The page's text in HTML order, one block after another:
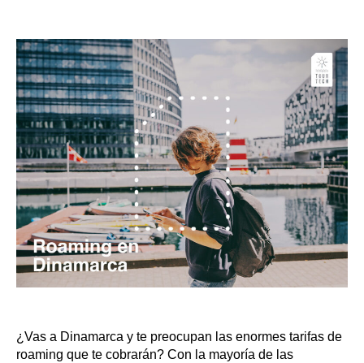
¿Vas a Dinamarca y te preocupan las enormes tarifas de
roaming que te cobrarán? Con la mayoría de las